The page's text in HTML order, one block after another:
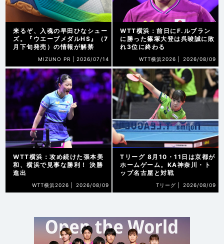
来るぞ、入魂の早田ひなシュー
ズ。『ウエーブメダルHS』（7
月下旬発売）の情報が解禁
MIZUNO PR | 2026/07/14
WTT横浜：前日にF.ルブラン
に勝った篠塚大登は呉晙誠に敗
れ3位に終わる
WTT横浜2026 | 2026/08/09
WTT横浜：攻め続けた張本美
和、横浜で見事な勝利！ 決勝
進出
WTT横浜2026 | 2026/08/09
Tリーグ 8月10・11日は京都が
ホームゲーム。KA神奈川・ト
ップ名古屋と対戦
Tリーグ | 2026/08/09